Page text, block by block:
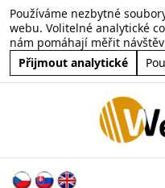
Používáme nezbytné
webu. Volitelné analytické
nám pomáhají měřit
Přijmout analytické